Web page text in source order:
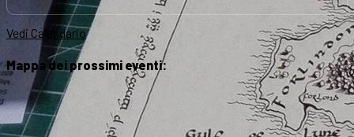
Vedi Calendario
Mappa dei prossimi eventi: